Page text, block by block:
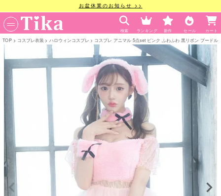
お盆休業のお知らせ >>
検索 ランキング 新作 セール カート
TOP コスプレ衣装 ハロウィンコスプレ コスプレ アニマル 5点set ピンク ふわふわ 黒リボン プード